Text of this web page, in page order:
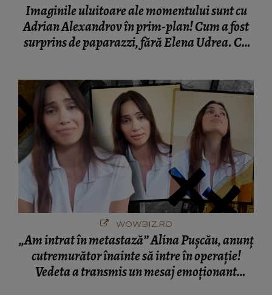
Imaginile uluitoare ale momentului sunt cu
Adrian Alexandrov în prim-plan! Cum a fost
surprins de paparazzi, fără Elena Udrea. Cu
WOWBIZ.RO
„Am intrat în metastază” Alina Pușcău, anunț
cutremurător înainte să intre în operație!
Vedeta a transmis un mesaj emoționant